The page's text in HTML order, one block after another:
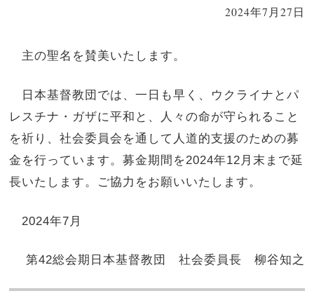
2024年7月27日
主の聖名を賛美いたします。
日本基督教団では、一日も早く、ウクライナとパ
レスチナ・ガザに平和と、人々の命が守られること
を祈り、社会委員会を通して人道的支援のための募
金を行っています。募金期間を2024年12月末まで延
長いたします。ご協力をお願いいたします。
2024年7月
第42総会期日本基督教団 社会委員長 柳谷知之